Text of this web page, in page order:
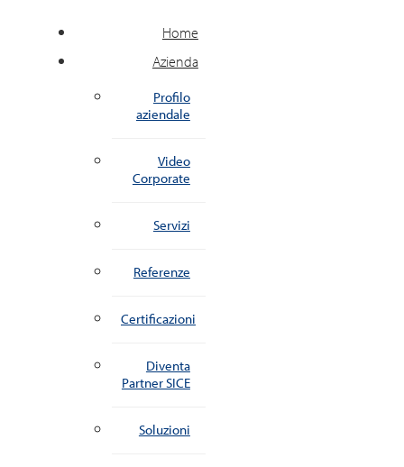
Home
Azienda
Profilo
aziendale
Video
Corporate
Servizi
Referenze
Certificazioni
Diventa
Partner SICE
Soluzioni